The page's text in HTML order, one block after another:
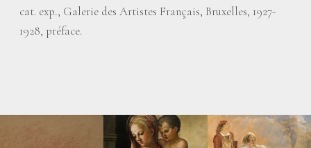
cat. exp., Galerie des Artistes Français, Bruxelles, 1927-
1928, préface.